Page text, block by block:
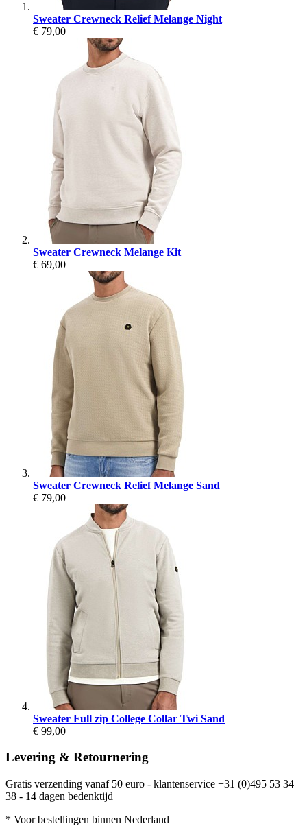
Sweater Crewneck Relief Melange Night
€ 79,00
Sweater Crewneck Melange Kit
€ 69,00
Sweater Crewneck Relief Melange Sand
€ 79,00
Sweater Full zip College Collar Twi Sand
€ 99,00
Levering & Retournering
Gratis verzending vanaf 50 euro - klantenservice +31 (0)495 53 34
38 - 14 dagen bedenktijd
* Voor bestellingen binnen Nederland